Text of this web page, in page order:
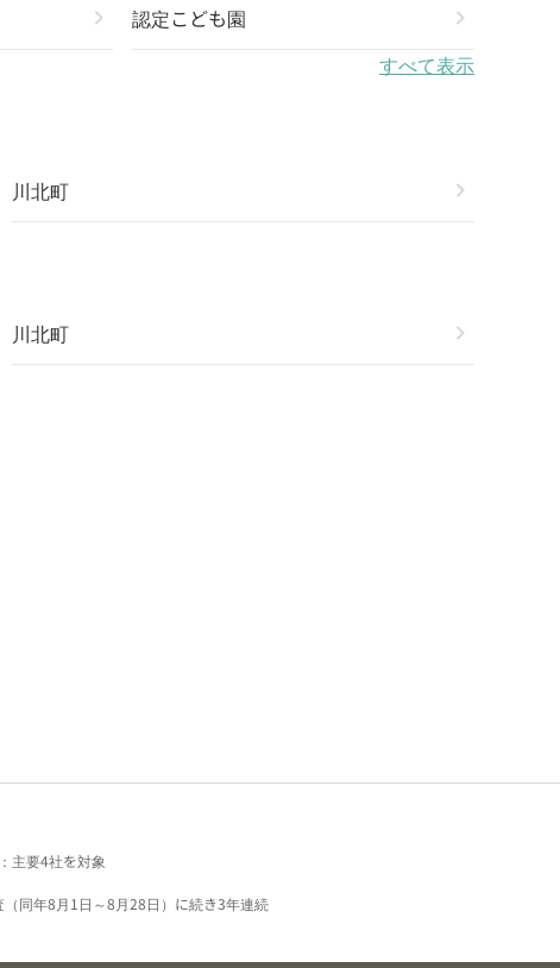
chevron_right 認定こども園 chevron_right
すべて表示
川北町 chevron_right
川北町 chevron_right
主要4社を対象
同年8月1日～8月28日）に続き3年連続